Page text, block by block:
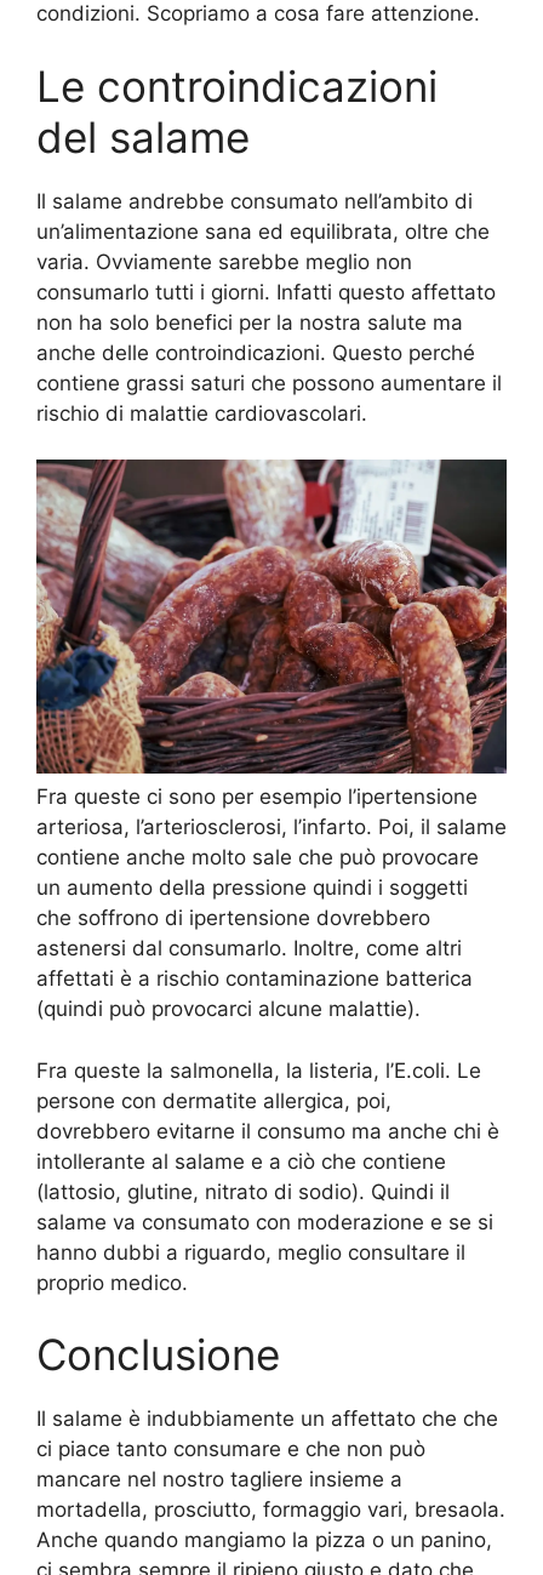
condizioni. Scopriamo a cosa fare attenzione.
Le controindicazioni
del salame
Il salame andrebbe consumato nell’ambito di
un’alimentazione sana ed equilibrata, oltre che
varia. Ovviamente sarebbe meglio non
consumarlo tutti i giorni. Infatti questo affettato
non ha solo benefici per la nostra salute ma
anche delle controindicazioni. Questo perché
contiene grassi saturi che possono aumentare il
rischio di malattie cardiovascolari.
Fra queste ci sono per esempio l’ipertensione
arteriosa, l’arteriosclerosi, l’infarto. Poi, il salame
contiene anche molto sale che può provocare
un aumento della pressione quindi i soggetti
che soffrono di ipertensione dovrebbero
astenersi dal consumarlo. Inoltre, come altri
affettati è a rischio contaminazione batterica
(quindi può provocarci alcune malattie).
Fra queste la salmonella, la listeria, l’E.coli. Le
persone con dermatite allergica, poi,
dovrebbero evitarne il consumo ma anche chi è
intollerante al salame e a ciò che contiene
(lattosio, glutine, nitrato di sodio). Quindi il
salame va consumato con moderazione e se si
hanno dubbi a riguardo, meglio consultare il
proprio medico.
Conclusione
Il salame è indubbiamente un affettato che che
ci piace tanto consumare e che non può
mancare nel nostro tagliere insieme a
mortadella, prosciutto, formaggio vari, bresaola.
Anche quando mangiamo la pizza o un panino,